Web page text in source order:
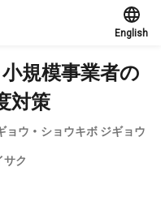
English
規模事業者の
対策
ウ ・ ショウキボ ジギョウ
サク